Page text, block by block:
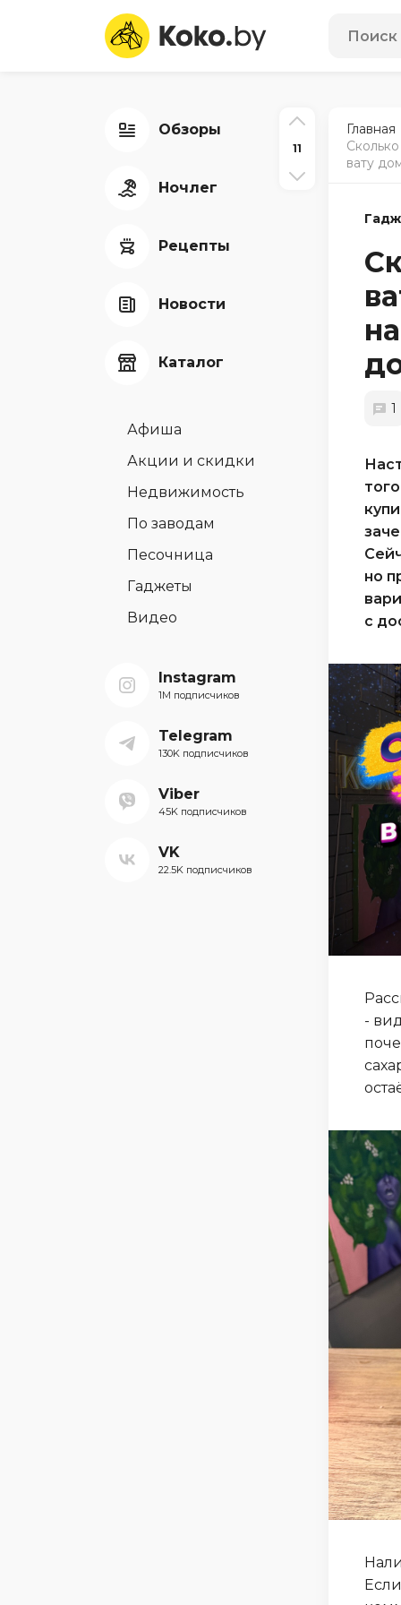
Обзоры
Ночлег
Рецепты
Новости
Каталог
Афиша
Акции и скидки
Недвижимость
По заводам
Песочница
Гаджеты
Видео
Instagram
1M подписчиков
Telegram
130K подписчиков
Viber
45K подписчиков
VK
22.5K подписчиков
11
Главная
вату
1
но
с
-